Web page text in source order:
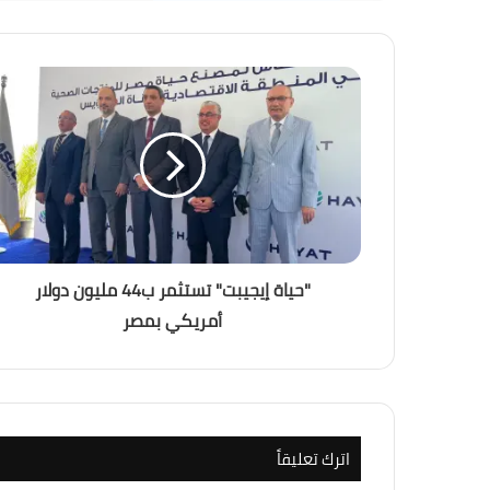
"حياة إيجيبت" تستثمر ب44 مليون دولار
أمريكي بمصر
اترك تعليقاً